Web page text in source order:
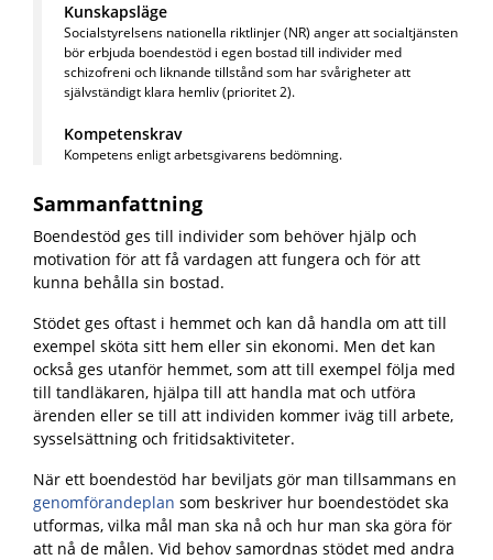
Kunskapsläge
Socialstyrelsens nationella riktlinjer (NR) anger att socialtjänsten
bör erbjuda boendestöd i egen bostad till individer med
schizofreni och liknande tillstånd som har svårigheter att
självständigt klara hemliv(prioritet 2).
Kompetenskrav
Kompetens enligt arbetsgivarens bedömning.
Sammanfattning
Boendestöd ges till individer som behöver hjälp och
motivation för att få vardagen att fungera och för att
kunna behålla sin bostad.
Stödet ges oftast i hemmet och kan då handla om att till
exempel sköta sitt hem eller sin ekonomi. Men det kan
också ges utanför hemmet, som att till exempel följa med
till tandläkaren, hjälpa till att handla mat och utföra
ärenden eller se till att individen kommer iväg till arbete,
sysselsättning och fritidsaktiviteter.
När ett boendestöd har beviljats gör man tillsammans en
genomförandeplan som beskriver hur boendestödet ska
utformas, vilka mål man ska nå och hur man ska göra för
att nå de målen. Vid behov samordnas stödet med andra